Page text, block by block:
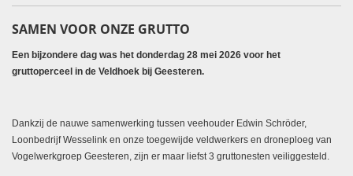
SAMEN VOOR ONZE GRUTTO
Een bijzondere dag was het donderdag 28 mei 2026 voor het
gruttoperceel in de Veldhoek bij Geesteren.
Dankzij de nauwe samenwerking tussen veehouder Edwin Schröder,
Loonbedrijf Wesselink en onze toegewijde veldwerkers en droneploeg van
Vogelwerkgroep Geesteren, zijn er maar liefst 3 gruttonesten veiliggesteld.